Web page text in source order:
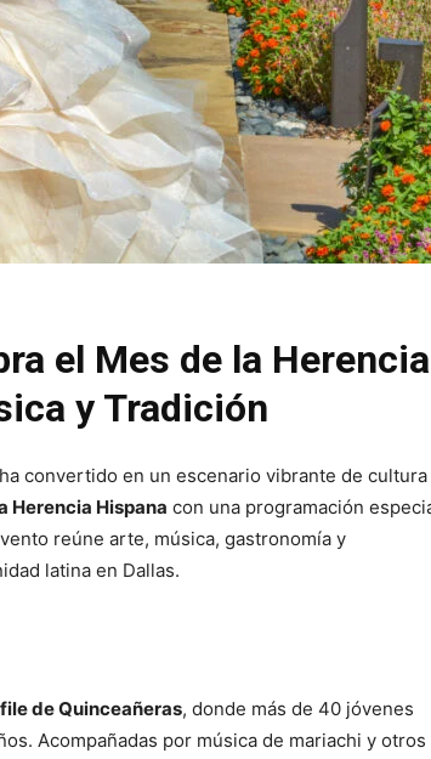
el Mes de la Herencia
y Tradición
convertido en un escenario vibrante de cultura
Herencia Hispana con una programación
reúne arte, música, gastronomía y
latina en Dallas.
de Quinceañeras, donde más de 40 jóvenes
Acompañadas por música de mariachi y otros